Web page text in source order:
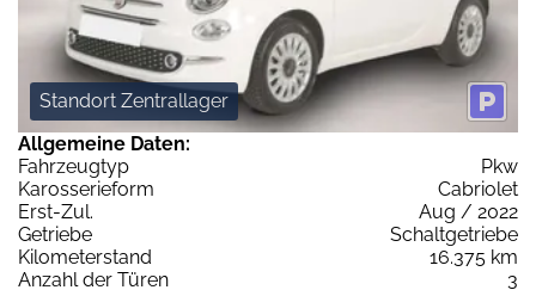
Standort Zentrallager
Allgemeine Daten:
Fahrzeugtyp
Pkw
Karosserieform
Cabriolet
Erst-Zul.
Aug / 2022
Getriebe
Schaltgetriebe
Kilometerstand
16.375 km
Anzahl der Türen
3